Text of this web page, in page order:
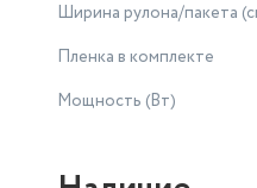
Ширина рулона/пакета
Пленка в комплекте
Мощность (Вт)